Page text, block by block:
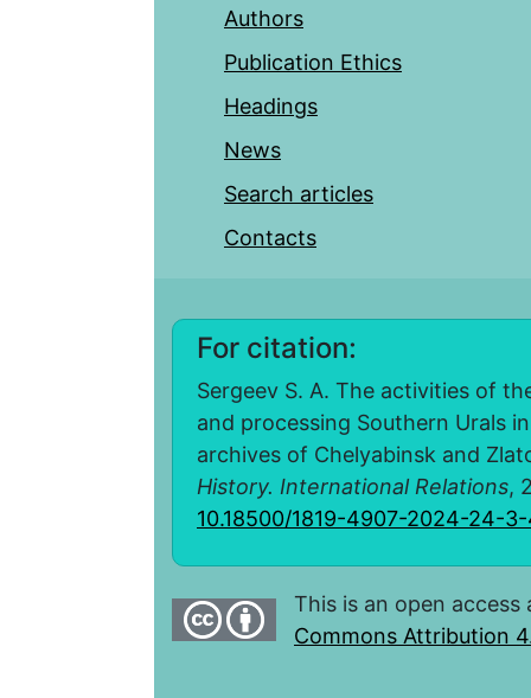
Authors
Publication Ethics
Headings
News
Search articles
Contacts
For citation:
Sergeev S. A. The activities of
and processing Southern Urals
archives of Chelyabinsk and
History. International Relations,
10.18500/1819-4907-2024-24-
This is an open
Commons Attribution